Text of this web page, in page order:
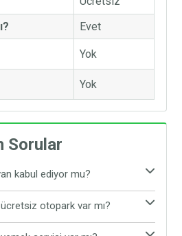
Evet
Yok
Yok
Sorular
kabul ediyor mu?
evcil hayvan kabul
ile tatil yapmak
otopark var mı?
ücretsiz otopark